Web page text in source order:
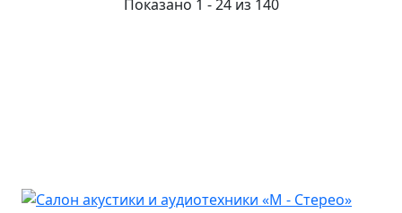
Показано 1 - 24 из 140